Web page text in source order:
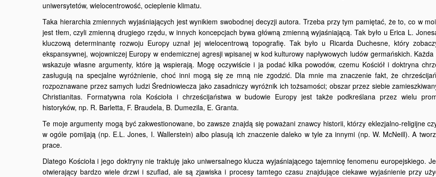
uniwersytetów, wielocentrowość, ocieplenie klimatu.
Taka hierarchia zmiennych wyjaśniających jest wynikiem swobodnej decyzji autora. Trzeba przy tym pamiętać, że to, co w
jest tłem, czyli zmienną drugiego rzędu, w innych koncepcjach bywa główną zmienną wyjaśniającą. Tak było u Erica L.
kluczową determinantę rozwoju Europy uznał jej wielocentrową topografię. Tak było u Ricarda Duchesne, który
ekspansywnej, wojowniczej Europy w endemicznej agresji wpisanej w kod kulturowy napływowych ludów germańskich.
wskazuje własne argumenty, które ją wspierają. Mogę oczywiście i ja podać kilka powodów, czemu Kościół i doktryna
zasługują na specjalne wyróżnienie, choć inni mogą się ze mną nie zgodzić. Dla mnie ma znaczenie fakt, że
rozpoznawane przez samych ludzi Średniowiecza jako zasadniczy wyróżnik ich tożsamości; obszar przez siebie
Christianitas. Formatywna rola Kościoła i chrześcijaństwa w budowie Europy jest także podkreślana przez wielu
historyków, np. R. Barletta, F. Braudela, B. Dumezila, E. Granta.
Te moje argumenty mogą być zakwestionowane, bo zawsze znajdą się poważani znawcy historii, którzy eklezjalno-religijne
w ogóle pomijają (np. E.L. Jones, I. Wallerstein) albo plasują ich znaczenie daleko w tyle za innymi (np. W. McNeill). A
prace.
Dlatego Kościoła i jego doktryny nie traktuję jako uniwersalnego klucza wyjaśniającego tajemnicę fenomenu europejskiego.
otwierający bardzo wiele drzwi i szuflad, ale są zjawiska i procesy tamtego czasu znajdujące ciekawe wyjaśnienie przy